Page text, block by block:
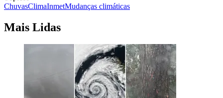
ChuvasClimaInmetMudanças climáticas
Mais Lidas